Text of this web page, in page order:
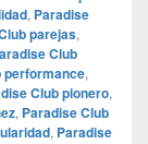
, Paradise
parejas,
Club
performance,
Club pionero,
, Paradise Club
, Paradise